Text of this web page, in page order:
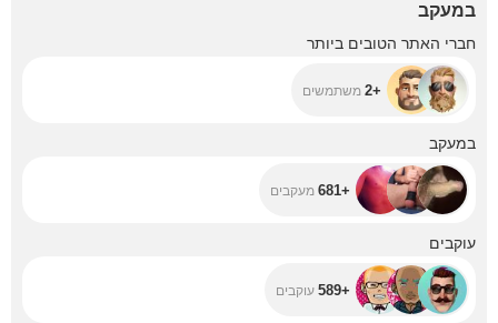
במעקב
חברי האתר הטובים ביותר
+2
+2 משתמשים
במעקב
+681 מעקבים
עוקבים
+589 עוקבים